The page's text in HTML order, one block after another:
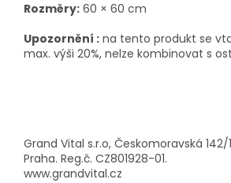
Rozměry: 60 × 60 cm
Upozornění : na tento produkt se
max. výši 20%, nelze kombinovat s
Grand Vital s.r.o, Českomoravská 142/
Praha. Reg.č. CZ801928-01.
www.grandvital.cz